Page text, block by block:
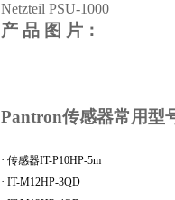
Netzteil PSU-1000
产 品 图 片：
Pantron传感器常用型
· 传感器IT-P10HP-5m
· IT-M12HP-3QD